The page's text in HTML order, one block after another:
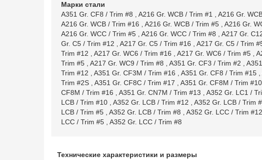
Марки стали
A351 Gr. CF8 / Trim #8
A216 Gr. WCB / Trim #1 A216 Gr.
A216 Gr. WCB / Trim #16
A216 Gr. WCB / Trim #5, A216 Gr.
A216 Gr. WCC / Trim #5, A216 Gr. WCC / Trim #8 A217 Gr.
Gr. C5 / Trim #12
A217 Gr. C5 / Trim #16 A217 Gr. C5 / Trim
Trim #12
A217 Gr. WC6 / Trim #16 A217 Gr. WC6 / Trim #5,
Trim #5, A217 Gr. WC9 / Trim #8 A351 Gr. CF3 / Trim #2
Trim #12
A351 Gr. CF3M / Trim #16 A351 Gr. CF8 / Trim #15,
Trim #2S, A351 Gr. CF8C / Trim #17 A351 Gr. CF8M / Trim #10
CF8M / Trim #16
A351 Gr. CN7M / Trim #13 A352 Gr. LC1 /
LCB / Trim #10, A352 Gr. LCB / Trim #12 A352 Gr. LCB / Trim
LCB / Trim #5, A352 Gr. LCB / Trim #8 A352 Gr. LCC / Trim #12
LCC / Trim #5, A352 Gr. LCC / Trim #8
Технические характеристики и размеры